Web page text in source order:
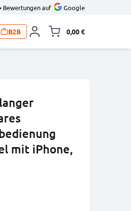
Bewertungen auf Google
B2B 0,00 €
mit iPhone,